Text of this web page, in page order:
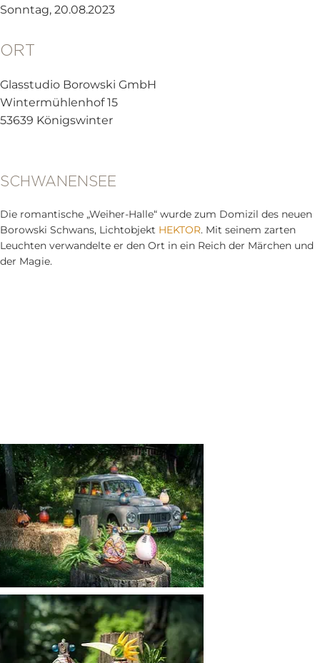
Sonntag, 20.08.2023
ORT
Glasstudio Borowski GmbH
Wintermühlenhof 15
53639 Königswinter
SCHWANENSEE
Die romantische „Weiher-Halle“ wurde zum Domizil des neuen
Borowski Schwans, Lichtobjekt HEKTOR. Mit seinem zarten
Leuchten verwandelte er den Ort in ein Reich der Märchen und
der Magie.